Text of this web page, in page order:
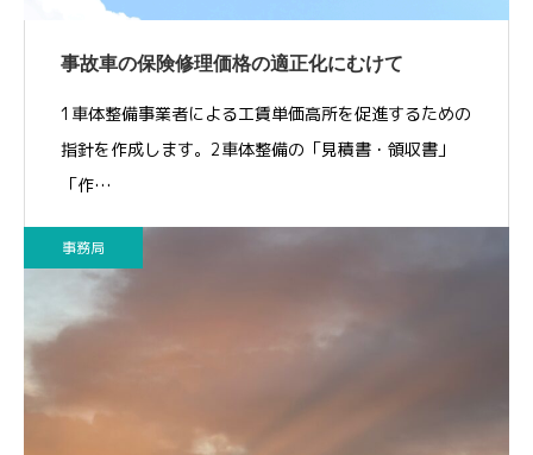
事故車の保険修理価格の適正化にむけて
1車体整備事業者による工賃単価高所を促進するための
指針を作成します。2車体整備の「見積書・領収書」
「作…
事務局